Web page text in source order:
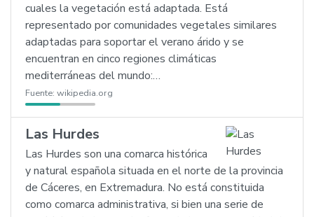
cuales la vegetación está adaptada. Está
representado por comunidades vegetales similares
adaptadas para soportar el verano árido y se
encuentran en cinco regiones climáticas
mediterráneas del mundo:…
Fuente: wikipedia.org
Las Hurdes
Las Hurdes son una comarca histórica
y natural española situada en el norte de la provincia
de Cáceres, en Extremadura. No está constituida
como comarca administrativa, si bien una serie de